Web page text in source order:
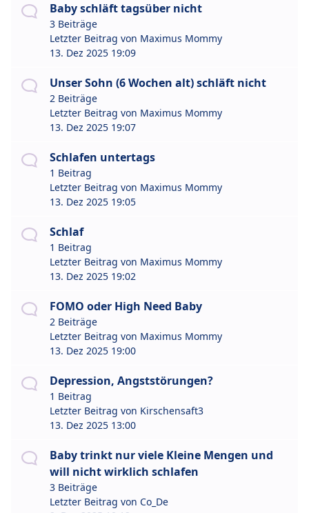
Baby schläft tagsüber nicht
3 Beiträge
Letzter Beitrag von Maximus Mommy
13. Dez 2025 19:09
Unser Sohn (6 Wochen alt) schläft nicht
2 Beiträge
Letzter Beitrag von Maximus Mommy
13. Dez 2025 19:07
Schlafen untertags
1 Beitrag
Letzter Beitrag von Maximus Mommy
13. Dez 2025 19:05
Schlaf
1 Beitrag
Letzter Beitrag von Maximus Mommy
13. Dez 2025 19:02
FOMO oder High Need Baby
2 Beiträge
Letzter Beitrag von Maximus Mommy
13. Dez 2025 19:00
Depression, Angststörungen?
1 Beitrag
Letzter Beitrag von Kirschensaft3
13. Dez 2025 13:00
Baby trinkt nur viele Kleine Mengen und
will nicht wirklich schlafen
3 Beiträge
Letzter Beitrag von Co_De